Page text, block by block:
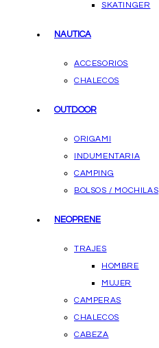
SKATINGER
NAUTICA
ACCESORIOS
CHALECOS
OUTDOOR
ORIGAMI
INDUMENTARIA
CAMPING
BOLSOS / MOCHILAS
NEOPRENE
TRAJES
HOMBRE
MUJER
CAMPERAS
CHALECOS
CABEZA